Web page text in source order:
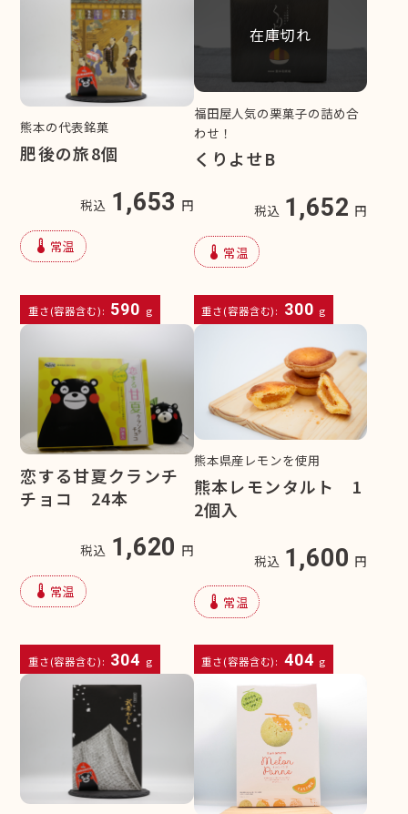
熊本の代表銘菓
肥後の旅8個
税込 1,653 円
device_thermostat 常温
重さ(容器含む): 590 g
在庫切れ
福田屋人気の栗菓子の詰め合
わせ！
くりよせB
税込 1,652 円
device_thermostat 常温
重さ(容器含む): 300 g
恋する甘夏クランチ
チョコ 24本
税込 1,620 円
device_thermostat 常温
重さ(容器含む): 304 g
熊本県産レモンを使用
熊本レモンタルト 1
2個入
税込 1,600 円
device_thermostat 常温
重さ(容器含む): 404 g